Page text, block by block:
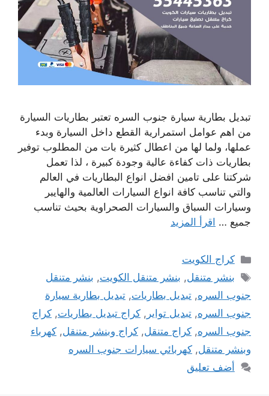
تبديل بطارية سيارة جنوب السره تعتبر بطاريات السيارة
من اهم عوامل استمرارية القطع داخل السيارة وبدء
عملها، ولما لها من اعطال كثيرة بات من المطلوب توفير
بطاريات ذات كفاءة عالية وجودة كبيرة ، لذا تعمل
شركتنا على تامين افضل انواع البطاريات في العالم
والتي تناسب كافة انواع السيارات العالمية والهايبر
وسيارات السباق والسيارات الصحراوية بحيث تناسب
جميع … اقرأ المزيد
التصنيفات
كراج الكويت
الوسوم
بنشر متنقل, بنشر متنقل الكويت, بنشر متنقل
جنوب السره, تبديل بطاريات, تبديل بطارية سيارة
جنوب السره, تبديل تواير , كراج تبديل بطاريات, كراج
جنوب السره, كراج متنقل, كراج وبنشر متنقل, كهرباء
وبنشر متنقل, كهربائي سيارات جنوب السره
أضف تعليق